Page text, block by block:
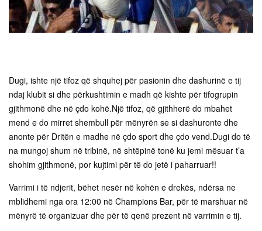
Dugi, ishte një tifoz që shquhej për pasionin dhe dashurinë e tij
ndaj klubit si dhe përkushtimin e madh që kishte për tifogrupin
gjithmonë dhe në çdo kohë.Një tifoz, që gjithherë do mbahet
mend e do mirret shembull për mënyrën se si dashuronte dhe
anonte për Dritën e madhe në çdo sport dhe çdo vend.Dugi do të
na mungoj shum në tribinë, në shtëpinë tonë ku jemi mësuar t’a
shohim gjithmonë, por kujtimi për të do jetë i paharruar!!
Varrimi i të ndjerit, bëhet nesër në kohën e drekës, ndërsa ne
mblidhemi nga ora 12:00 në Champions Bar, për të marshuar në
mënyrë të organizuar dhe për të qenë prezent në varrimin e tij.